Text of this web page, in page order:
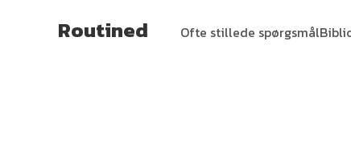
Routined Ofte stillede spørgsmål